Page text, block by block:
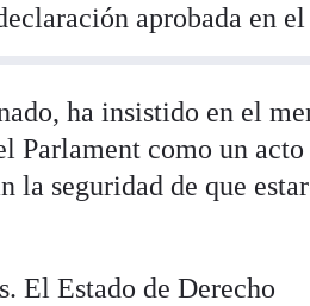
aprobada en
ha insistido en el
Parlament como un acto
seguridad de que
El Estado de Derecho